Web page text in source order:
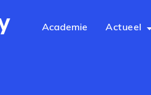
Academie
Actueel